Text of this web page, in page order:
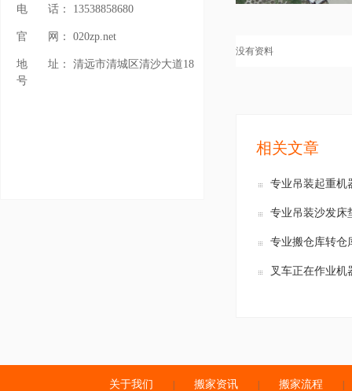
电 话： 13538858680
官 网： 020zp.net
地 址：
清远市清城区清沙大道18
号
没有资料
相关文章
专业吊装起重
专业吊装沙发床
专业搬仓库转仓
叉车正在作业机
关于我们 搬家资讯 搬家流程